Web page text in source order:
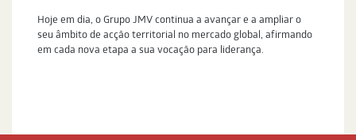
Hoje em dia, o Grupo JMV continua a avançar e a ampliar o
seu âmbito de acção territorial no mercado global, afirmando
em cada nova etapa a sua vocação para liderança.